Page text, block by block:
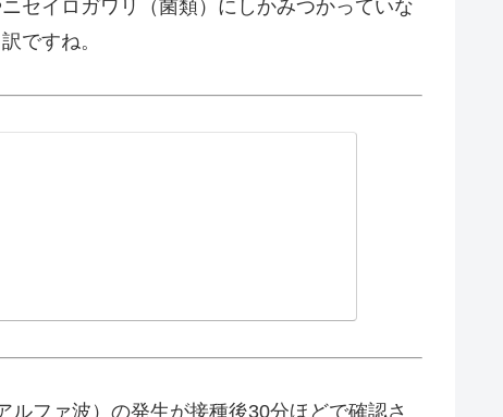
セイロガワリ（菌類）にしかみつかっていな
ですね。
ファ波）の発生が接種後30分ほどで確認さ